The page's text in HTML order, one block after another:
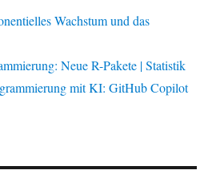
Wachstum und das
Neue R-Pakete | Statistik
mit KI: GitHub Copilot